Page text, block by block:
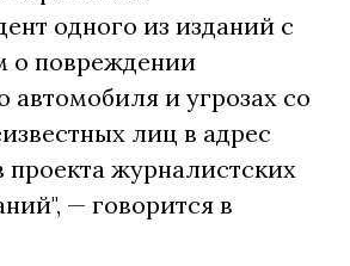
одного из изданий с
о повреждении
автомобиля и угрозах со
лиц в адрес
проекта журналистских
— говорится в